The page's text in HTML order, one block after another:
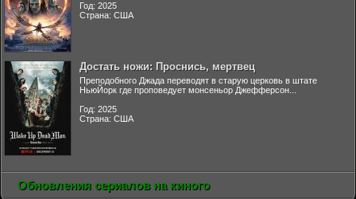
Год: 2025
Страна: США
Достать ножи: Проснись, мертвец
Преподобного Джада переводят в старую церковь в штате
НьюЙорк где проповедует монсеньор Джефферсон...
Год: 2025
Страна: США
Обновления сериалов на киного